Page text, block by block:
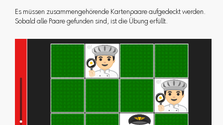
Es müssen zusammengehörende Kartenpaare aufgedeckt werden.
Sobald alle Paare gefunden sind, ist die Übung erfüllt.